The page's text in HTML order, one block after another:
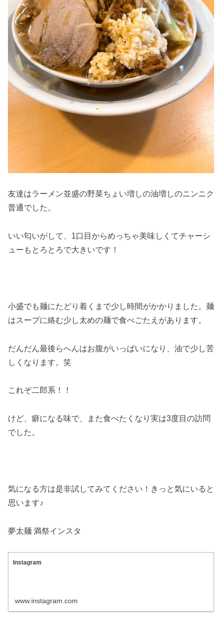
友達はラーメン並盛の野菜ちょい増しの油増しのニンニク
普通でした。
いい匂いがして、1口目からめっちゃ美味しくてチャーシ
ューもとろとろで大きいです！
小盛でも麺にたどり着くまで少し時間がかかりました。麺
はスープに絡む少し太めの麺で食べごたえがあります。
だんだん最後らへんはお腹がいっぱいになり、油で少し苦
しくなります。笑
これぞ二郎系！！
けど、癖になる味で、また食べたくなり実は3度目の訪問
でした。
気になる方は是非試してみてください！きっと気にいると
思います♪
夢太麺 満祭インスタ
Instagram
www.instagram.com